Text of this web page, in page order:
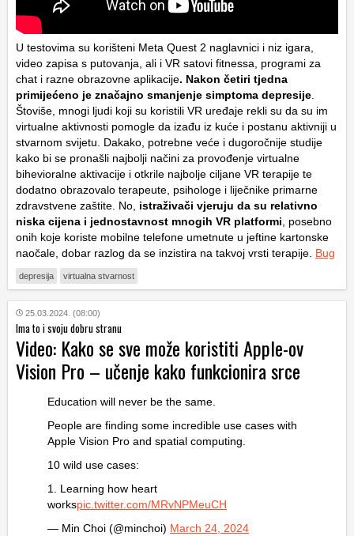
U testovima su korišteni Meta Quest 2 naglavnici i niz igara,
video zapisa s putovanja, ali i VR satovi fitnessa, programi za
chat i razne obrazovne aplikacije. Nakon četiri tjedna
primijećeno je značajno smanjenje simptoma depresije.
Štoviše, mnogi ljudi koji su koristili VR uređaje rekli su da su im
virtualne aktivnosti pomogle da izađu iz kuće i postanu aktivniji u
stvarnom svijetu. Dakako, potrebne veće i dugoročnije studije
kako bi se pronašli najbolji načini za provođenje virtualne
bihevioralne aktivacije i otkrile najbolje ciljane VR terapije te
dodatno obrazovalo terapeute, psihologe i liječnike primarne
zdravstvene zaštite. No, istraživači vjeruju da su relativno
niska cijena i jednostavnost mnogih VR platformi, posebno
onih koje koriste mobilne telefone umetnute u jeftine kartonske
naočale, dobar razlog da se inzistira na takvoj vrsti terapije. Bug
depresija virtualna stvarnost
25.03.2024. (08:00)
Ima to i svoju dobru stranu
Video: Kako se sve može koristiti Apple-ov
Vision Pro – učenje kako funkcionira srce
Education will never be the same.
People are finding some incredible use cases with
Apple Vision Pro and spatial computing.
10 wild use cases:
1. Learning how heart
workspic.twitter.com/MRvNPMeuCH
— Min Choi (@minchoi) March 24, 2024